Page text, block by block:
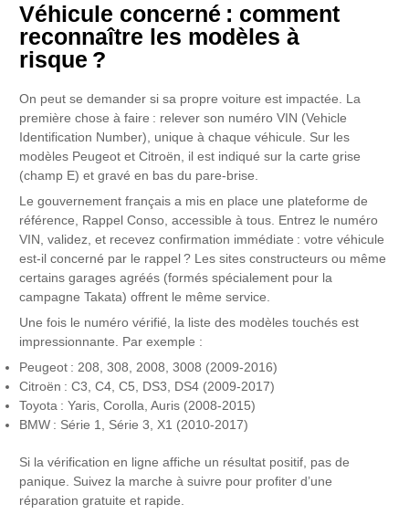
Véhicule concerné : comment
reconnaître les modèles à
risque ?
On peut se demander si sa propre voiture est impactée. La
première chose à faire : relever son numéro VIN (Vehicle
Identification Number), unique à chaque véhicule. Sur les
modèles Peugeot et Citroën, il est indiqué sur la carte grise
(champ E) et gravé en bas du pare-brise.
Le gouvernement français a mis en place une plateforme de
référence, Rappel Conso, accessible à tous. Entrez le numéro
VIN, validez, et recevez confirmation immédiate : votre véhicule
est-il concerné par le rappel ? Les sites constructeurs ou même
certains garages agréés (formés spécialement pour la
campagne Takata) offrent le même service.
Une fois le numéro vérifié, la liste des modèles touchés est
impressionnante. Par exemple :
Peugeot : 208, 308, 2008, 3008 (2009-2016)
Citroën : C3, C4, C5, DS3, DS4 (2009-2017)
Toyota : Yaris, Corolla, Auris (2008-2015)
BMW : Série 1, Série 3, X1 (2010-2017)
Si la vérification en ligne affiche un résultat positif, pas de
panique. Suivez la marche à suivre pour profiter d’une
réparation gratuite et rapide.